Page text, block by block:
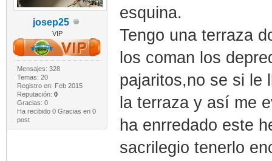
josep25
VIP
Mensajes: 328
Temas: 20
Registro en: Feb 2015
Reputación: 0
Gracias: 0
Ha recibido 0 Gracias en 0
post
esquina.
Tengo una terraza
los coman los
pajaritos,no se si le
la terraza y así me
ha enrredado este
sacrilegio tenerlo